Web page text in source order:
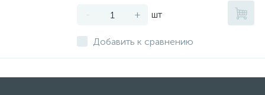
- + шт
Добавить к сравнению